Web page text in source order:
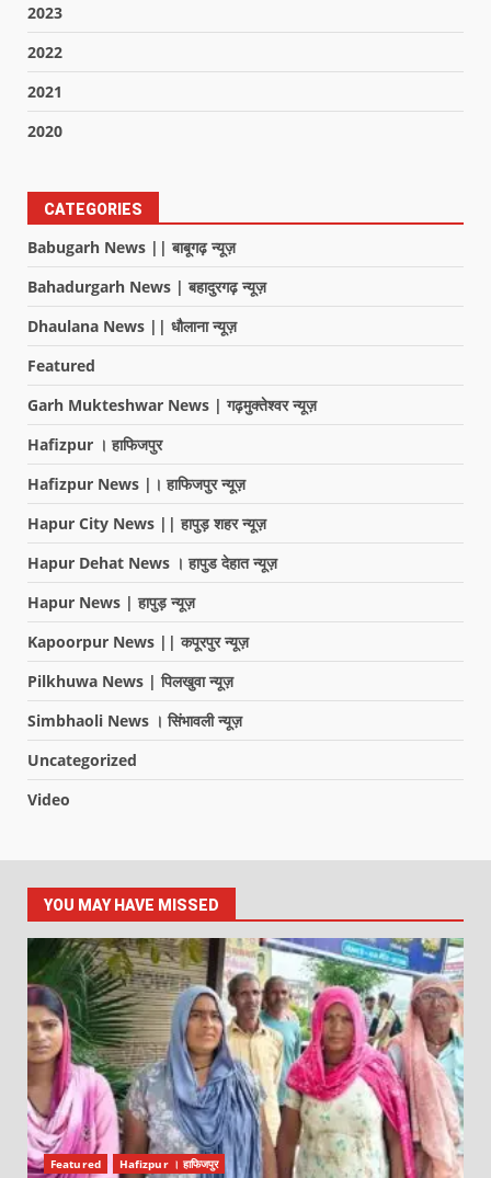
2023
2022
2021
2020
CATEGORIES
Babugarh News || बाबूगढ़ न्यूज़
Bahadurgarh News | बहादुरगढ़ न्यूज़
Dhaulana News || धौलाना न्यूज़
Featured
Garh Mukteshwar News | गढ़मुक्तेश्वर न्यूज़
Hafizpur । हाफिजपुर
Hafizpur News |। हाफिजपुर न्यूज़
Hapur City News || हापुड़ शहर न्यूज़
Hapur Dehat News । हापुड देहात न्यूज़
Hapur News | हापुड़ न्यूज़
Kapoorpur News || कपूरपुर न्यूज़
Pilkhuwa News | पिलखुवा न्यूज़
Simbhaoli News । सिंभावली न्यूज़
Uncategorized
Video
YOU MAY HAVE MISSED
Featured Hafizpur । हाफिजपुर